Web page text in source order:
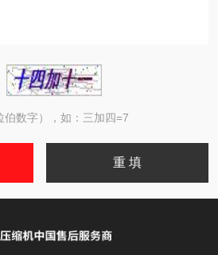
数字），如：三加四=7